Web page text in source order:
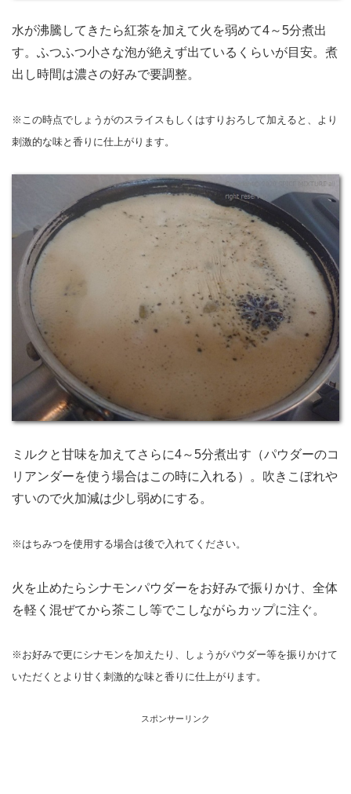
水が沸騰してきたら紅茶を加えて火を弱めて4～5分煮出
す。ふつふつ小さな泡が絶えず出ているくらいが目安。煮
出し時間は濃さの好みで要調整。
※この時点でしょうがのスライスもしくはすりおろして加えると、より
刺激的な味と香りに仕上がります。
ミルクと甘味を加えてさらに4～5分煮出す（パウダーのコ
リアンダーを使う場合はこの時に入れる）。吹きこぼれや
すいので火加減は少し弱めにする。
※はちみつを使用する場合は後で入れてください。
火を止めたらシナモンパウダーをお好みで振りかけ、全体
を軽く混ぜてから茶こし等でこしながらカップに注ぐ。
※お好みで更にシナモンを加えたり、しょうがパウダー等を振りかけて
いただくとより甘く刺激的な味と香りに仕上がります。
スポンサーリンク